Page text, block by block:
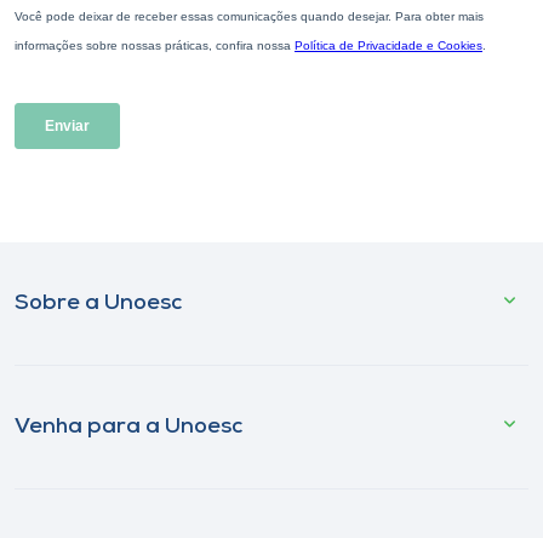
Sobre a Unoesc
Venha para a Unoesc